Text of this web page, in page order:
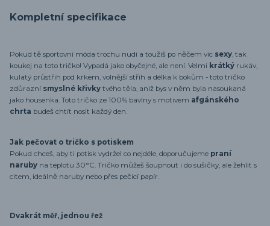
Kompletní specifikace
Pokud tě sportovní móda trochu nudí a toužíš po něčem víc sexy, tak
koukej na toto tričko! Vypadá jako obyčejné, ale není. Velmi krátký rukáv,
kulatý průstřih pod krkem, volnější střih a délka k bokům - toto tričko
zdůrazní smyslné křivky tvého těla, aniž bys v něm byla nasoukaná
jako housenka. Toto tričko ze 100% bavlny s motivem afgánského
chrta budeš chtít nosit každý den.
Jak pečovat o tričko s potiskem
Pokud chceš, aby ti potisk vydržel co nejdéle, doporučujeme praní
naruby na teplotu 30°C. Tričko můžeš šoupnout i do sušičky, ale žehlit s
citem, ideálně naruby nebo přes pečicí papír.
Dvakrát měř, jednou řež